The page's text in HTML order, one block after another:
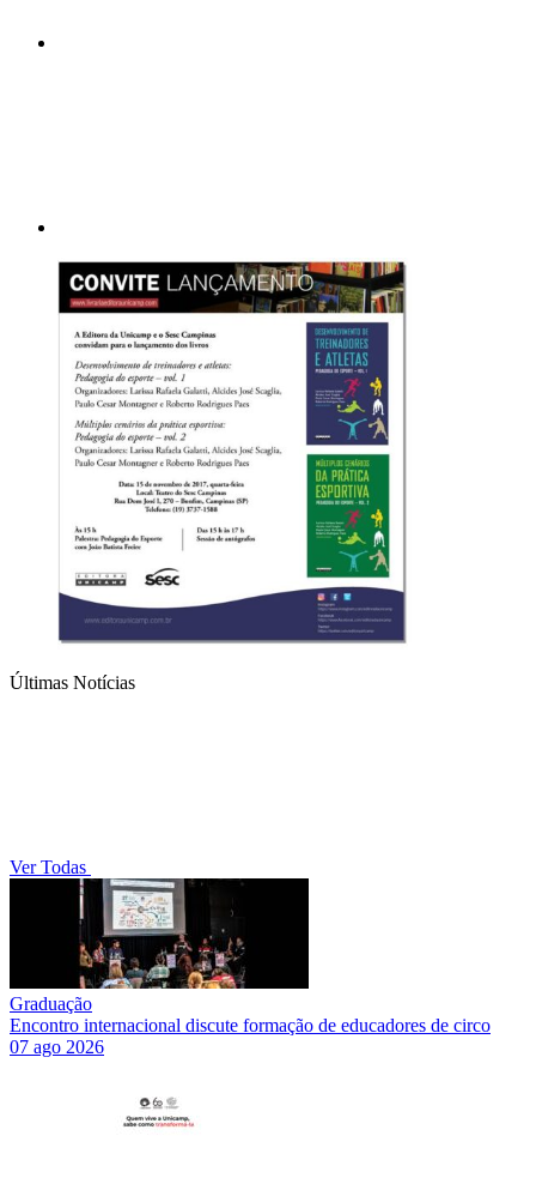
Últimas Notícias
Ver Todas
Graduação
Encontro internacional discute formação de educadores de circo
07 ago 2026